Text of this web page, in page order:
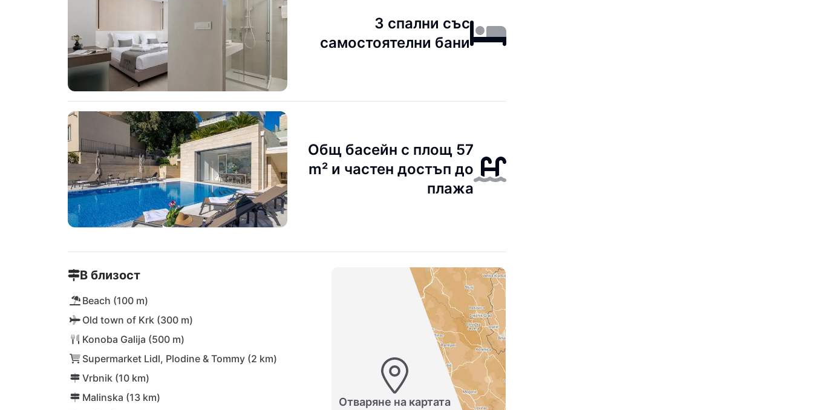
3 спални със
самостоятелни бани
Общ басейн с площ 57
m² и частен достъп до
плажа
В близост
Beach (100 m)
Old town of Krk (300 m)
Konoba Galija (500 m)
Supermarket Lidl, Plodine & Tommy (2 km)
Vrbnik (10 km)
Malinska (13 km)
Отваряне на картата